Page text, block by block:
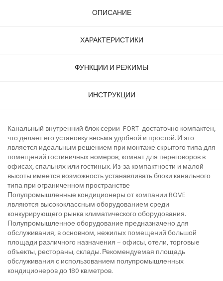
ОПИСАНИЕ
ХАРАКТЕРИСТИКИ
ФУНКЦИИ И РЕЖИМЫ
ИНСТРУКЦИИ
Канальный внутренний блок серии FORT достаточно компактен,
что делает его установку весьма удобной и простой. И это
является идеальным решением при монтаже скрытого типа для
помещений гостиничных номеров, комнат для переговоров в
офисах, спальнях или гостиных. Из-за компактности и малой
высоты имеется возможность устанавливать блоки канального
типа при ограниченном пространстве
Полупромышленные кондиционеры от компании ROVE
являются высококлассным оборудованием среди
конкурирующего рынка климатического оборудования.
Полупромышленное оборудование предназначено для
обслуживания, в основном, нежилых помещений большой
площади различного назначения – офисы, отели, торговые
объекты, рестораны, склады. Рекомендуемая площадь
обслуживания с использованием полупромышленных
кондиционеров до 180 кв.метров.